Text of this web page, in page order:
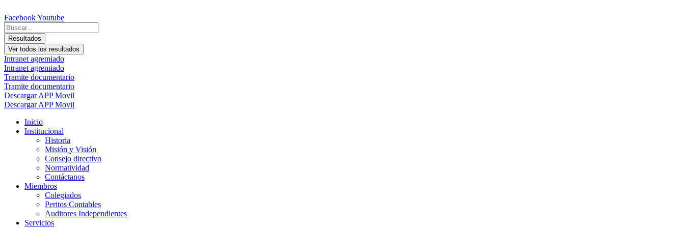
al
contenido
FacebookYoutube
Search
...Resultados
Ver todos los resultados
Intranet agremiado
Intranet agremiado
Tramite documentario
Tramite documentario
Descargar APP Movil
Descargar APP Movil
Inicio
Institucional
Historia
Misión y Visión
Consejo directivo
Normatividad
Contáctanos
Miembros
Colegiados
Peritos Contables
Auditores Independientes
Servicios